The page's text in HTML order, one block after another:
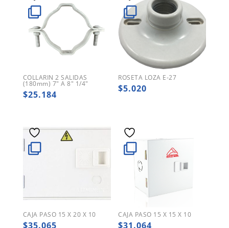
COLLARIN 2 SALIDAS
(180mm) 7″ A 8″ 1/4″
$25.184
ROSETA LOZA E-27
$5.020
CAJA PASO 15 X 20 X 10
$35.065
CAJA PASO 15 X 15 X 10
$31.064